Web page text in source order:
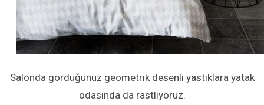
Salonda gördüğünüz geometrik desenli yastıklara yatak
odasında da rastlıyoruz.